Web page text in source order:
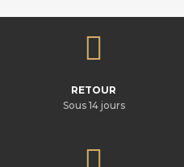
RETOUR
Sous 14 jours